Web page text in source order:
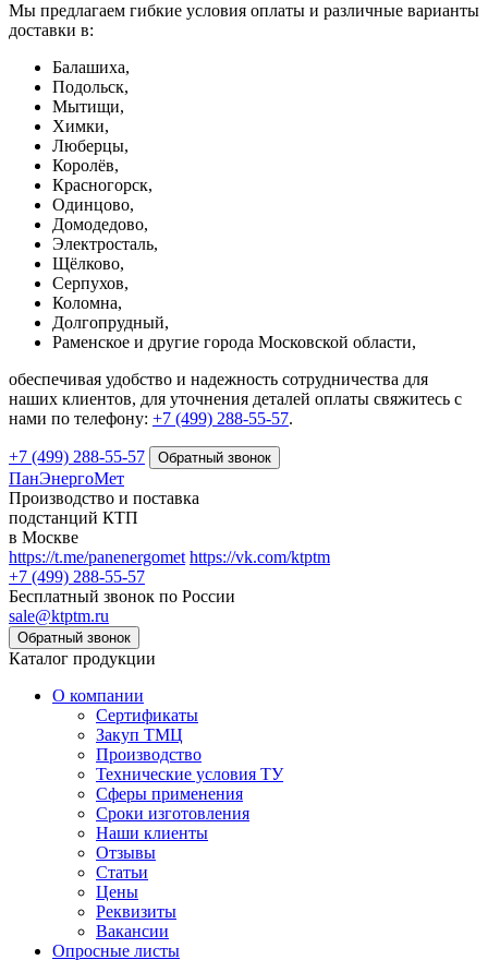
Мы предлагаем гибкие условия оплаты и различные варианты
доставки в:
Балашиха,
Подольск,
Мытищи,
Химки,
Люберцы,
Королёв,
Красногорск,
Одинцово,
Домодедово,
Электросталь,
Щёлково,
Серпухов,
Коломна,
Долгопрудный,
Раменское и другие города Московской области,
обеспечивая удобство и надежность сотрудничества для
наших клиентов, для уточнения деталей оплаты свяжитесь с
нами по телефону: +7 (499) 288-55-57.
+7 (499) 288-55-57
ПанЭнергоМет
Производство и поставка
подстанций КТП
в Москве
https://t.me/panenergomet https://vk.com/ktptm
+7 (499) 288-55-57
Бесплатный звонок по России
sale@ktptm.ru
Каталог продукции
О компании
Сертификаты
Закуп ТМЦ
Производство
Технические условия ТУ
Сферы применения
Сроки изготовления
Наши клиенты
Отзывы
Статьи
Цены
Реквизиты
Вакансии
Опросные листы